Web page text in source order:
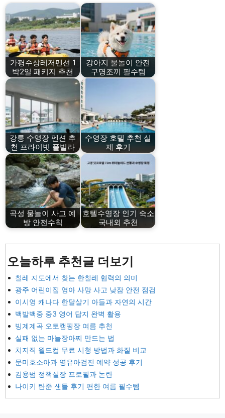
가평수상레저펜션 1
박2일 패키지 추천
강아지 물놀이 안전
구명조끼 필수템
강릉 수영장 펜션 추
천 프라이빗 풀빌라
수영장 호텔 추천 실
제 후기
곡성 물놀이 사고 예
방 안전수칙
호텔수영장 인기 숙소
국내외 추천
오늘하루 추천글 더보기
칠레 지도에서 찾는 한칠레 협력의 의미
광주 어린이집 영아 사망 사고 낮잠 안전 점검
이시영 캐나다 한달살기 아들과 자연의 시간
백발백중 중3 영어 답지 완벽 활용
빙계계곡 오토캠핑장 여름 추천
실패 없는 마늘장아찌 만드는 법
치지직 월드컵 무료 시청 방법과 화질 비교
문미호소아과 영유아검진 예약 성공 후기
김용범 정책실장 프로필과 논란
나이키 탄준 샌들 후기 편한 여름 필수템